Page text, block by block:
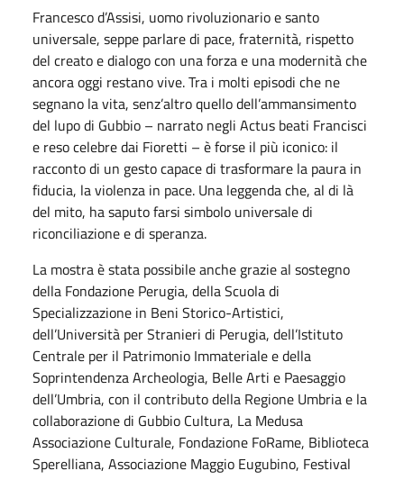
Francesco d’Assisi, uomo rivoluzionario e santo
universale, seppe parlare di pace, fraternità, rispetto
del creato e dialogo con una forza e una modernità che
ancora oggi restano vive. Tra i molti episodi che ne
segnano la vita, senz’altro quello dell’ammansimento
del lupo di Gubbio – narrato negli Actus beati Francisci
e reso celebre dai Fioretti – è forse il più iconico: il
racconto di un gesto capace di trasformare la paura in
fiducia, la violenza in pace. Una leggenda che, al di là
del mito, ha saputo farsi simbolo universale di
riconciliazione e di speranza.
La mostra è stata possibile anche grazie al sostegno
della Fondazione Perugia, della Scuola di
Specializzazione in Beni Storico-Artistici,
dell’Università per Stranieri di Perugia, dell’Istituto
Centrale per il Patrimonio Immateriale e della
Soprintendenza Archeologia, Belle Arti e Paesaggio
dell’Umbria, con il contributo della Regione Umbria e la
collaborazione di Gubbio Cultura, La Medusa
Associazione Culturale, Fondazione FoRame, Biblioteca
Sperelliana, Associazione Maggio Eugubino, Festival